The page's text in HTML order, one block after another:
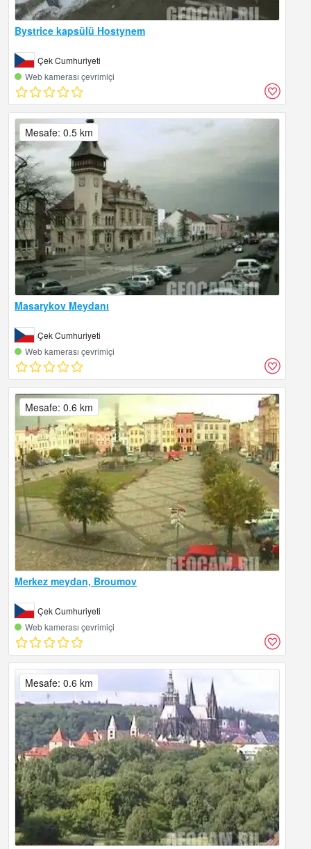
Bystrice kapsülü Hostynem
Çek Cumhuriyeti
Web kamerası çevrimiçi
Masarykov Meydanı
Çek Cumhuriyeti
Web kamerası çevrimiçi
Mesafe: 0.5 km
Merkez meydan, Broumov
Çek Cumhuriyeti
Web kamerası çevrimiçi
Mesafe: 0.6 km
Mesafe: 0.6 km